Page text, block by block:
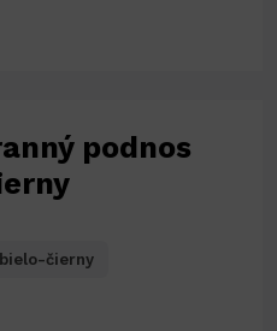
podnos
bielo-čierny